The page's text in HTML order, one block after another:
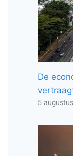
De
5